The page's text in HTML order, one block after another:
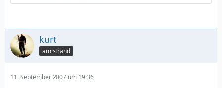
kurt
am strand
11. September 2007 um 19:36